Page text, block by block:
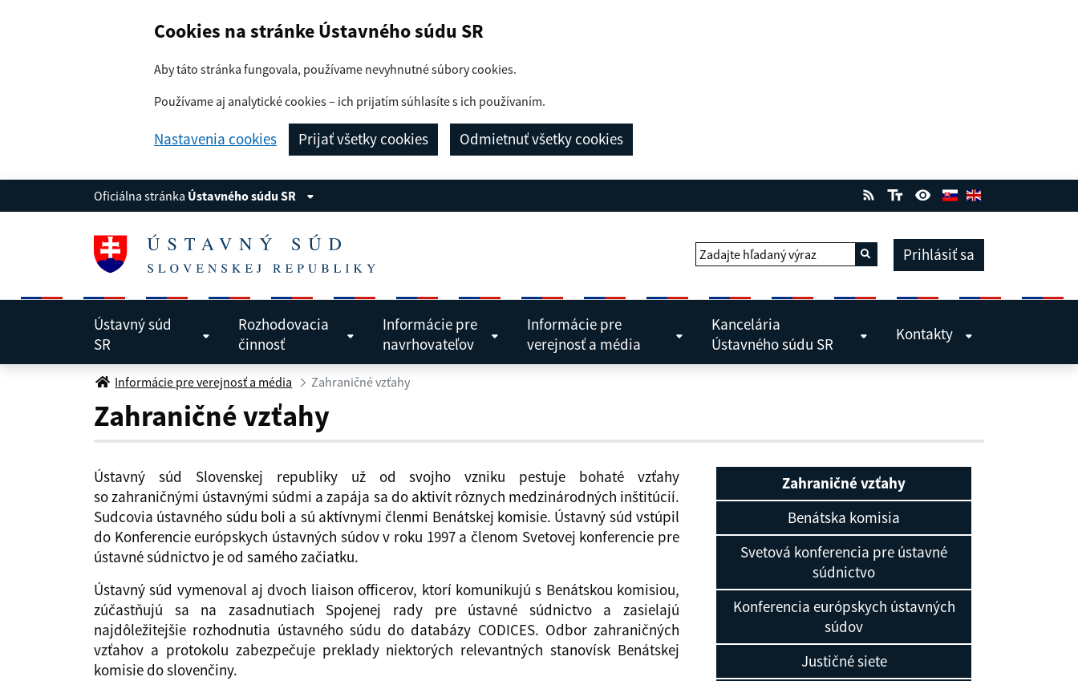
Cookies na stránke Ústavného súdu SR
Aby táto stránka fungovala, používame nevyhnutné súbory cookies.
Používame aj analytické cookies – ich prijatím súhlasíte s ich používaním.
Nastavenia cookies Prijať všetky cookies Odmietnuť všetky cookies
Oficiálna stránka Ústavného súdu SR
Zadajte hľadaný výraz Vyhľadať Prihlásiť sa
Ústavný súd
SR
Rozhodovacia
činnosť
Informácie pre
navrhovateľov
Informácie pre
verejnosť a média
Kancelária
Ústavného súdu SR
Kontakty
Zahraničné vzťahy
Informácie pre verejnosť a média Zahraničné vzťahy
Zahraničné vzťahy
Ústavný súd Slovenskej republiky už od svojho vzniku pestuje bohaté vzťahy
so zahraničnými ústavnými súdmi a zapája sa do aktivít rôznych medzinárodných inštitúcií.
Sudcovia ústavného súdu boli a sú aktívnymi členmi Benátskej komisie. Ústavný súd vstúpil
do Konferencie európskych ústavných súdov v roku 1997 a členom Svetovej konferencie pre
ústavné súdnictvo je od samého začiatku.
Ústavný súd vymenoval aj dvoch liaison officerov, ktorí komunikujú s Benátskou komisiou,
zúčastňujú sa na zasadnutiach Spojenej rady pre ústavné súdnictvo a zasielajú
najdôležitejšie rozhodnutia ústavného súdu do databázy CODICES. Odbor zahraničných
vzťahov a protokolu zabezpečuje preklady niektorých relevantných stanovísk Benátskej
komisie do slovenčiny.
Zahraničné vzťahy
Benátska komisia
Svetová konferencia pre ústavné
súdnictvo
Konferencia európskych ústavných
súdov
Justičné siete